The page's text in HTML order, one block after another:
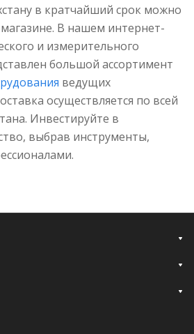
в кратчайший срок можно
В нашем интернет-
и измерительного
большой ассортимент
ведущих
осуществляется по всей
Инвестируйте в
выбрав инструменты,